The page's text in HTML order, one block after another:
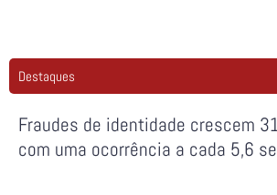
Destaques
Fraudes de identidade crescem
com uma ocorrência a cada 5,6